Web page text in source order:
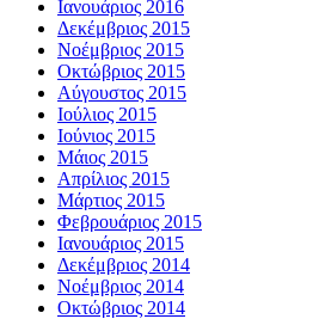
Ιανουάριος 2016
Δεκέμβριος 2015
Νοέμβριος 2015
Οκτώβριος 2015
Αύγουστος 2015
Ιούλιος 2015
Ιούνιος 2015
Μάιος 2015
Απρίλιος 2015
Μάρτιος 2015
Φεβρουάριος 2015
Ιανουάριος 2015
Δεκέμβριος 2014
Νοέμβριος 2014
Οκτώβριος 2014